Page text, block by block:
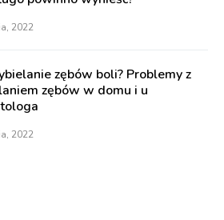
2022
zębów boli? Problemy z
zębów w domu i u
2022